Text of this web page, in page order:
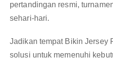
pertandingan resmi,
sehari-hari.
Jadikan tempat Bikin Jersey
solusi untuk memenuhi